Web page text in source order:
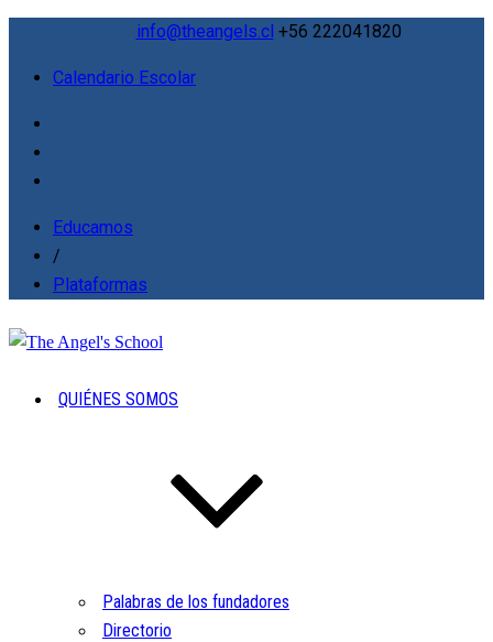
info@theangels.cl +56 222041820
Calendario Escolar
Educamos
/
Plataformas
QUIÉNES SOMOS
Palabras de los fundadores
Directorio